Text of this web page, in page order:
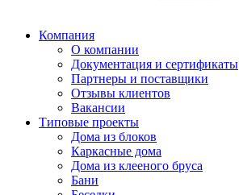
Компания
О компании
Документация и сертификаты
Партнеры и поставщики
Отзывы клиентов
Вакансии
Типовые проекты
Дома из блоков
Каркасные дома
Дома из клееного бруса
Бани